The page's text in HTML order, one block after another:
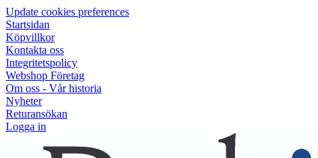
Update cookies preferences
Startsidan
Köpvillkor
Kontakta oss
Integritetspolicy
Webshop Företag
Om oss - Vår historia
Nyheter
Returansökan
Logga in